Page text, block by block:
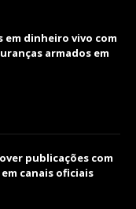
em dinheiro vivo com
armados em
publicações com
canais oficiais